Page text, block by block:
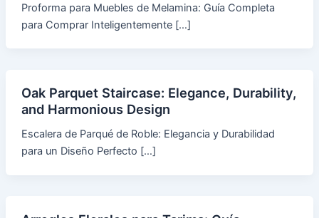
Proforma para Muebles de Melamina: Guía Completa
para Comprar Inteligentemente […]
Oak Parquet Staircase: Elegance, Durability,
and Harmonious Design
Escalera de Parqué de Roble: Elegancia y Durabilidad
para un Diseño Perfecto […]